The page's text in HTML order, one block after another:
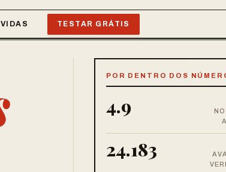
TESTAR GRÁTIS
POR DENTRO DOS
4.9
24.183